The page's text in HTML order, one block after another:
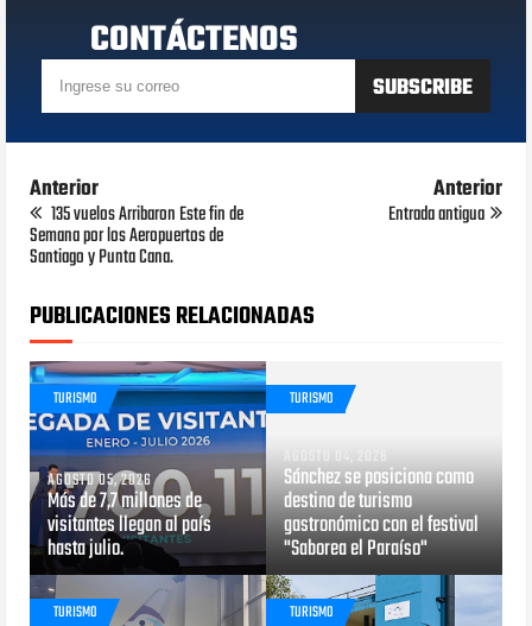
CONTÁCTENOS
Anterior
135 vuelos Arribaron Este fin de
Semana por los Aeropuertos de
Santiago y Punta Cana.
Anterior
Entrada antigua
PUBLICACIONES RELACIONADAS
TURISMO
AGOSTO 05, 2026
Más de 7,7 millones de
visitantes llegan al país
hasta julio.
TURISMO
AGOSTO 04, 2026
Sánchez se posiciona como
destino de turismo
gastronómico con el festival
"Saborea el Paraíso"
TURISMO TURISMO